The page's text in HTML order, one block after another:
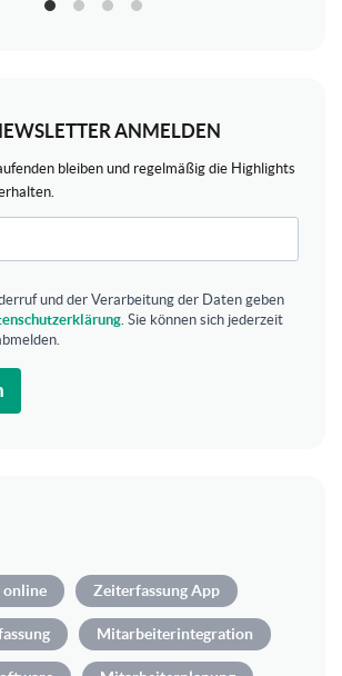
ANMELDEN
bleiben und regelmäßig die Highlights
und der Verarbeitung der Daten geben
. Sie können sich jederzeit
online Zeiterfassung App
Mitarbeiterintegration